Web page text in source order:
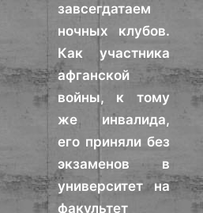
завсегдатаем
ночных клубов.
Как участника
афганской
войны, к тому
же инвалида,
его приняли без
экзаменов в
университет на
факультет